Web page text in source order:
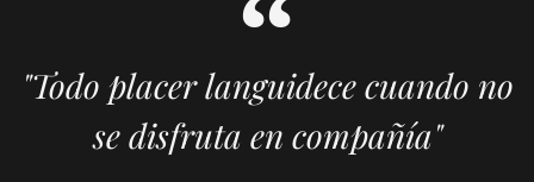
"Todo placer languidece cuando no
se disfruta en compañía"